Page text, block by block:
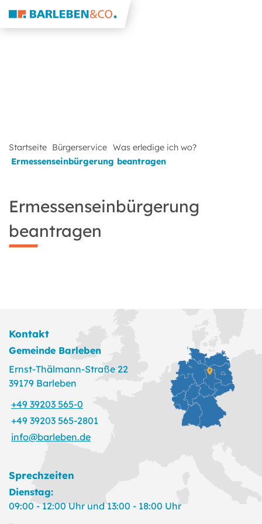
Startseite Bürgerservice Was erledige ich wo?
Ermessenseinbürgerung beantragen
Ermessenseinbürgerung
beantragen
Kontakt
Gemeinde Barleben
Ernst-Thälmann-Straße 22
39179 Barleben
+49 39203 565-0
+49 39203 565-2801
info@barleben.de
Sprechzeiten
Dienstag:
09:00 - 12:00 Uhr und 13:00 - 18:00 Uhr